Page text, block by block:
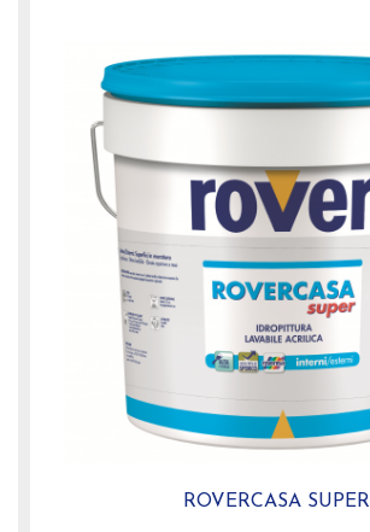
ROVERCASA SUPER